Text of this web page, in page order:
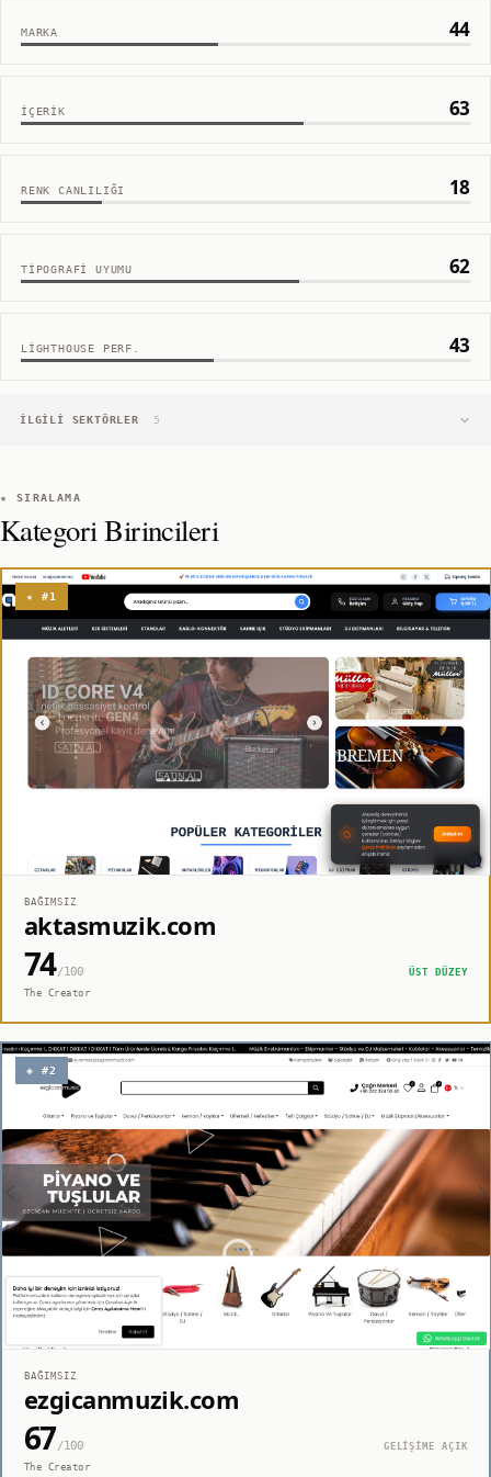
MARKA 44
İÇERIK 63
RENK CANLILIĞI 18
TIPOGRAFI UYUMU 62
LIGHTHOUSE PERF. 43
İLGILI SEKTÖRLER 5
★ SIRALAMA
Kategori Birincileri
★ #1
BAĞIMSIZ
aktasmuzik.com
74/100
ÜST DÜZEY
The Creator
◈ #2
BAĞIMSIZ
ezgicanmuzik.com
67/100
GELİŞİME AÇIK
The Creator